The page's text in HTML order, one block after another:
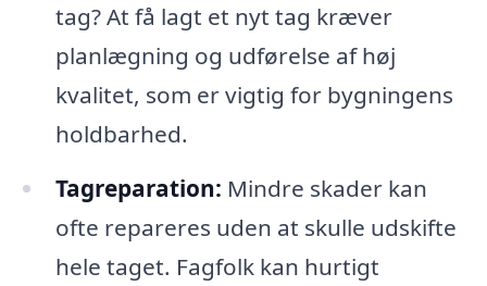
tag? At få lagt et nyt tag kræver
planlægning og udførelse af høj
kvalitet, som er vigtig for bygningens
holdbarhed.
Tagreparation: Mindre skader kan
ofte repareres uden at skulle udskifte
hele taget. Fagfolk kan hurtigt